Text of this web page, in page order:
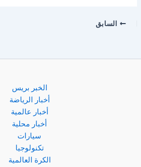
السابق
الخبر بريس
أخبار الرياضة
أخبار عالمية
أخبار محلية
سيارات
تكنولوجيا
الكرة العالمية